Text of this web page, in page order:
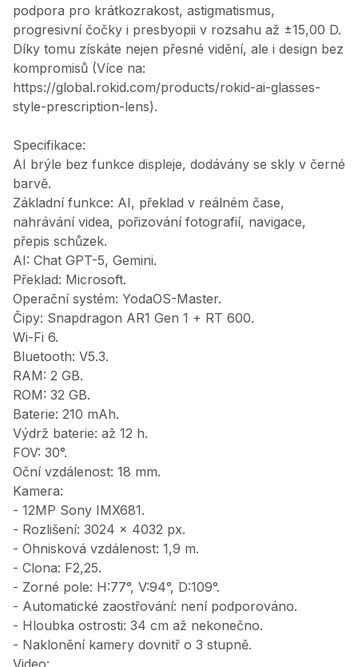
podpora pro krátkozrakost, astigmatismus,
progresivní čočky i presbyopii v rozsahu až ±15,00 D.
Díky tomu získáte nejen přesné vidění, ale i design bez
kompromisů (Více na:
https://global.rokid.com/products/rokid-ai-glasses-
style-prescription-lens).
Specifikace:
AI brýle bez funkce displeje, dodávány se skly v černé
barvě.
Základní funkce: AI, překlad v reálném čase,
nahrávání videa, pořizování fotografií, navigace,
přepis schůzek.
AI: Chat GPT-5, Gemini.
Překlad: Microsoft.
Operační systém: YodaOS-Master.
Čipy: Snapdragon AR1 Gen 1 + RT 600.
Wi-Fi 6.
Bluetooth: V5.3.
RAM: 2 GB.
ROM: 32 GB.
Baterie: 210 mAh.
Výdrž baterie: až 12 h.
FOV: 30°.
Oční vzdálenost: 18 mm.
Kamera:
- 12MP Sony IMX681.
- Rozlišení: 3024 x 4032 px.
- Ohnisková vzdálenost: 1,9 m.
- Clona: F2,25.
- Zorné pole: H:77°, V:94°, D:109°.
- Automatické zaostřování: není podporováno.
- Hloubka ostrosti: 34 cm až nekonečno.
- Naklonění kamery dovnitř o 3 stupně.
Video: